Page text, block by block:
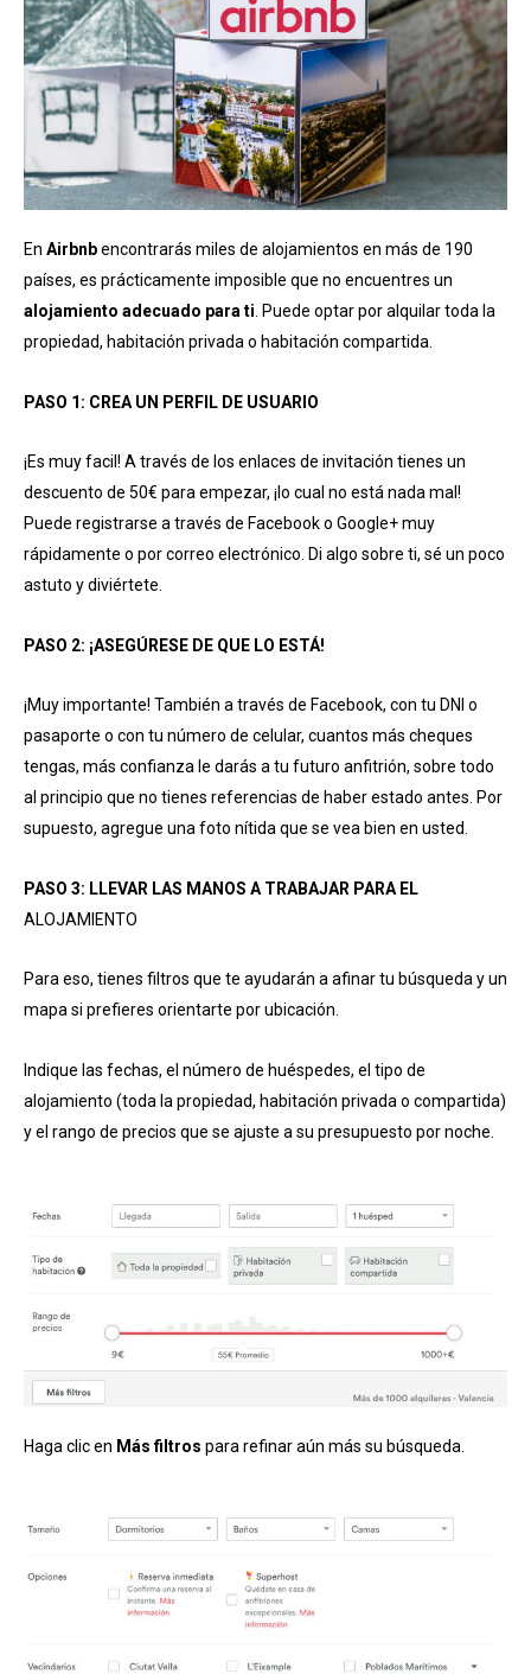
En Airbnbencontrarás miles de alojamientos en más de 190
países, es prácticamente imposible que no encuentres un
alojamiento adecuado para ti. Puede optar por alquilar toda la
propiedad, habitación privada o habitación compartida.
PASO 1: CREA UN PERFIL DE USUARIO
¡Es muy facil! A través de los enlaces de invitación tienes un
descuento de 50€ para empezar, ¡lo cual no está nada mal!
Puede registrarse a través de Facebook o Google+ muy
rápidamente o por correo electrónico. Di algo sobre ti, sé un poco
astuto y diviértete.
PASO 2: ¡ASEGÚRESE DE QUE LO ESTÁ!
¡Muy importante! También a través de Facebook, con tu DNI o
pasaporte o con tu número de celular, cuantos más cheques
tengas, más confianza le darás a tu futuro anfitrión, sobre todo
al principio que no tienes referencias de haber estado antes. Por
supuesto, agregue una foto nítida que se vea bien en usted.
PASO 3: LLEVAR LAS MANOS A TRABAJAR PARA EL
ALOJAMIENTO
Para eso, tienes filtros que te ayudarán a afinar tu búsqueda y un
mapa si prefieres orientarte por ubicación.
Indique las fechas, el número de huéspedes, el tipo de
alojamiento (toda la propiedad, habitación privada o compartida)
y el rango de precios que se ajuste a su presupuesto por noche.
Haga clic en Más filtros para refinar aún más su búsqueda.